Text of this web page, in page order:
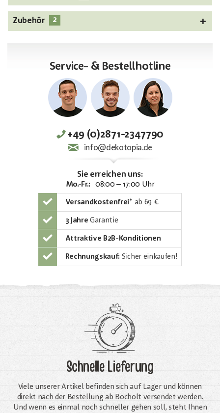
Zubehör 2
Service- & Bestellhotline
+49 (0)2871-2347790
info@dekotopia.de
Sie erreichen uns:
Mo.-Fr.: 08:00 – 17:00 Uhr
Versandkostenfrei* ab 69 €
3 Jahre Garantie
Attraktive B2B-Konditionen
Rechnungskauf: Sicher einkaufen!
Schnelle Lieferung
Viele unserer Artikel befinden sich auf Lager und können
direkt nach der Bestellung ab Bocholt versendet werden.
Und wenn es einmal noch schneller gehen soll, steht Ihnen